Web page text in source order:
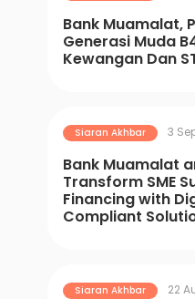
Bank Muamalat,
Generasi Muda
Kewangan Dan
Siaran Akhbar 3
Bank Muamalat
Transform SME
Financing with
Compliant
Siaran Akhbar 22